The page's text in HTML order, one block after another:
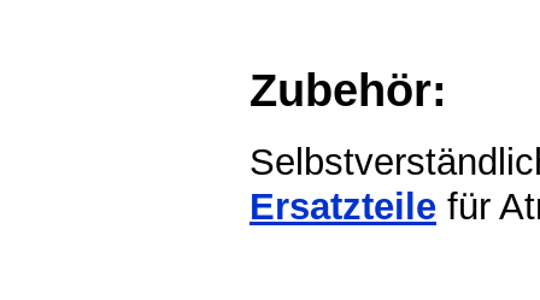
Zubehör:
Ersatzteile für